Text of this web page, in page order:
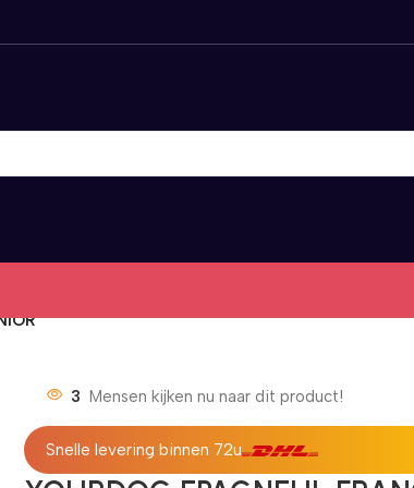
3 Mensen kijken nu naar dit product!
Snelle levering binnen 72u